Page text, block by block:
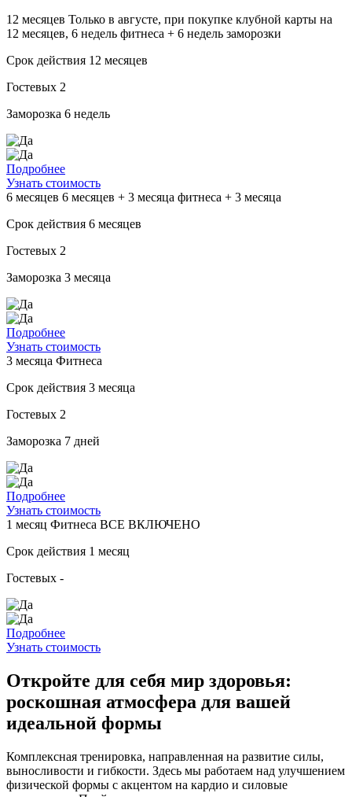
12 месяцев Только в августе, при покупке клубной карты на
12 месяцев, 6 недель фитнеса + 6 недель заморозки
Срок действия 12 месяцев
Гостевых 2
Заморозка 6 недель
Подробнее
Узнать стоимость
6 месяцев 6 месяцев + 3 месяца фитнеса + 3 месяца
Срок действия 6 месяцев
Гостевых 2
Заморозка 3 месяца
Подробнее
Узнать стоимость
3 месяца Фитнеса
Срок действия 3 месяца
Гостевых 2
Заморозка 7 дней
Подробнее
Узнать стоимость
1 месяц Фитнеса ВСЕ ВКЛЮЧЕНО
Срок действия 1 месяц
Гостевых -
Подробнее
Узнать стоимость
Откройте для себя мир здоровья:
роскошная атмосфера для вашей
идеальной формы
Комплексная тренировка, направленная на развитие силы,
выносливости и гибкости. Здесь мы работаем над улучшением
физической формы с акцентом на кардио и силовые